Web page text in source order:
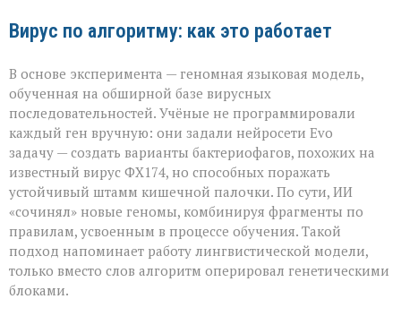
Вирус по алгоритму: как это работает
В основе эксперимента — геномная языковая модель,
обученная на обширной базе вирусных
последовательностей. Учёные не программировали
каждый ген вручную: они задали нейросети Evo
задачу — создать варианты бактериофагов, похожих на
известный вирус ФХ174, но способных поражать
устойчивый штамм кишечной палочки. По сути, ИИ
«сочинял» новые геномы, комбинируя фрагменты по
правилам, усвоенным в процессе обучения. Такой
подход напоминает работу лингвистической модели,
только вместо слов алгоритм оперировал генетическими
блоками.